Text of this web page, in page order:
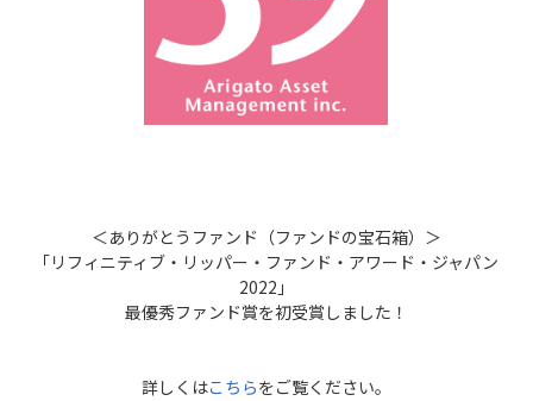
＜ありがとうファンド（ファンドの宝石箱）＞
「リフィニティブ・リッパー・ファンド・アワード・ジャパン
2022」
最優秀ファンド賞を初受賞しました！
詳しくはこちらをご覧ください。